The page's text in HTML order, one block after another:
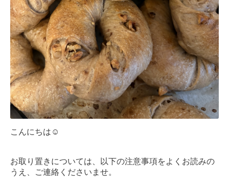
こんにちは☺︎
お取り置きについては、以下の注意事項をよくお読みの
うえ、ご連絡くださいませ。